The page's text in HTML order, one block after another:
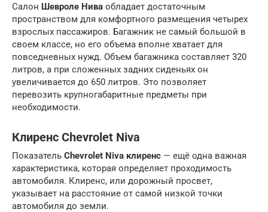
Салон Шевроле Нива обладает достаточным
пространством для комфортного размещения четырех
взрослых пассажиров. Багажник не самый большой в
своем классе, но его объема вполне хватает для
повседневных нужд. Объем багажника составляет 320
литров, а при сложенных задних сиденьях он
увеличивается до 650 литров. Это позволяет
перевозить крупногабаритные предметы при
необходимости.
Клиренс Chevrolet Niva
Показатель Chevrolet Niva клиренс — ещё одна важная
характеристика, которая определяет проходимость
автомобиля. Клиренс, или дорожный просвет,
указывает на расстояние от самой низкой точки
автомобиля до земли.